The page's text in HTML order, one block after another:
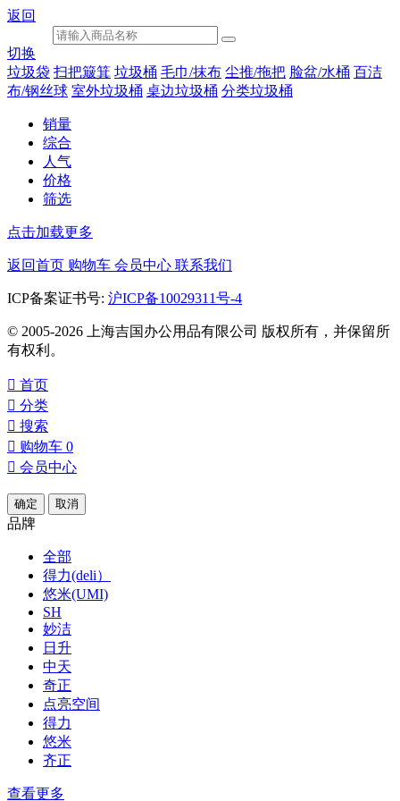
返回
切换
垃圾袋 扫把簸箕 垃圾桶 毛巾/抹布 尘推/拖把 脸盆/水桶 百洁
布/钢丝球 室外垃圾桶 桌边垃圾桶 分类垃圾桶
销量
综合
人气
价格
筛选
点击加载更多
返回首页 购物车 会员中心 联系我们
ICP备案证书号: 沪ICP备10029311号-4
© 2005-2026 上海吉国办公用品有限公司 版权所有，并保留所
有权利。
 首页
 分类
 搜索
 购物车 0
 会员中心
确定 取消
品牌
全部
得力(deli）
悠米(UMI)
SH
妙洁
日升
中天
奇正
点亮空间
得力
悠米
齐正
查看更多